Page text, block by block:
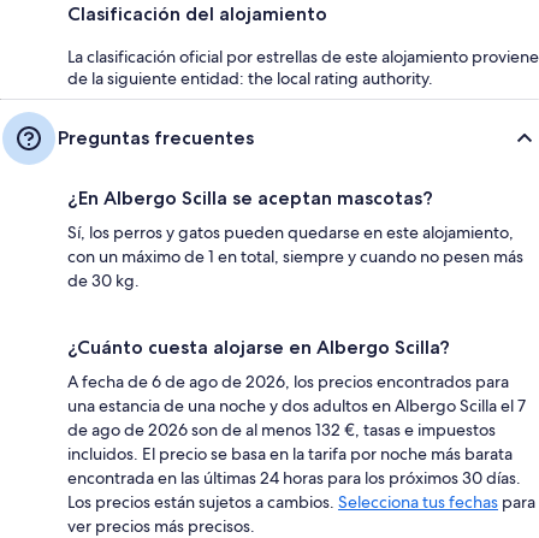
Clasificación del alojamiento
La clasificación oficial por estrellas de este alojamiento proviene
de la siguiente entidad: the local rating authority.
Preguntas frecuentes
¿En Albergo Scilla se aceptan mascotas?
Sí, los perros y gatos pueden quedarse en este alojamiento,
con un máximo de 1 en total, siempre y cuando no pesen más
de 30 kg.
¿Cuánto cuesta alojarse en Albergo Scilla?
A fecha de 6 de ago de 2026, los precios encontrados para
una estancia de una noche y dos adultos en Albergo Scilla el 7
de ago de 2026 son de al menos 132 €, tasas e impuestos
incluidos. El precio se basa en la tarifa por noche más barata
encontrada en las últimas 24 horas para los próximos 30 días.
Los precios están sujetos a cambios. Selecciona tus fechas para
ver precios más precisos.